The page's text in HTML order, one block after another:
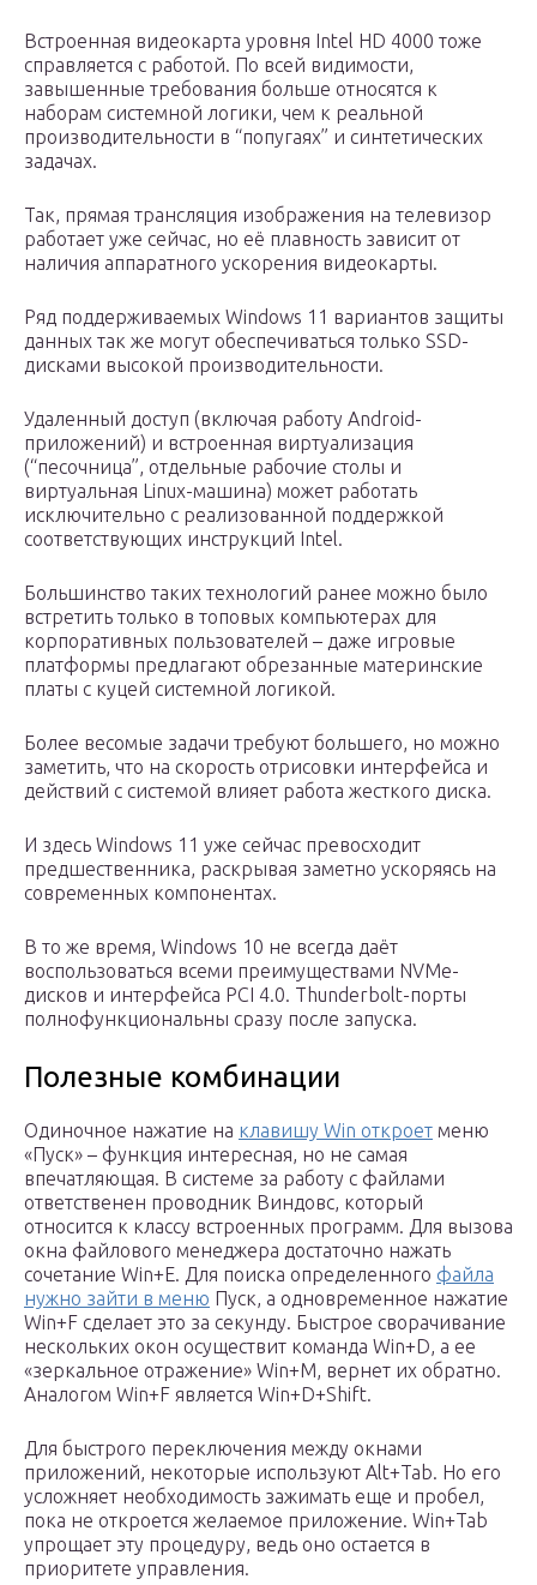
Встроенная видеокарта уровня Intel HD 4000 тоже
справляется с работой. По всей видимости,
завышенные требования больше относятся к
наборам системной логики, чем к реальной
производительности в “попугаях” и синтетических
задачах.
Так, прямая трансляция изображения на телевизор
работает уже сейчас, но её плавность зависит от
наличия аппаратного ускорения видеокарты.
Ряд поддерживаемых Windows 11 вариантов защиты
данных так же могут обеспечиваться только SSD-
дисками высокой производительности.
Удаленный доступ (включая работу Android-
приложений) и встроенная виртуализация
(“песочница”, отдельные рабочие столы и
виртуальная Linux-машина) может работать
исключительно с реализованной поддержкой
соответствующих инструкций Intel.
Большинство таких технологий ранее можно было
встретить только в топовых компьютерах для
корпоративных пользователей – даже игровые
платформы предлагают обрезанные материнские
платы с куцей системной логикой.
Более весомые задачи требуют большего, но можно
заметить, что на скорость отрисовки интерфейса и
действий с системой влияет работа жесткого диска.
И здесь Windows 11 уже сейчас превосходит
предшественника, раскрывая заметно ускоряясь на
современных компонентах.
В то же время, Windows 10 не всегда даёт
воспользоваться всеми преимуществами NVMe-
дисков и интерфейса PCI 4.0. Thunderbolt-порты
полнофункциональны сразу после запуска.
Полезные комбинации
Одиночное нажатие на клавишу Win откроет меню
«Пуск» – функция интересная, но не самая
впечатляющая. В системе за работу с файлами
ответственен проводник Виндовс, который
относится к классу встроенных программ. Для вызова
окна файлового менеджера достаточно нажать
сочетание Win+E. Для поиска определенного файла
нужно зайти в меню Пуск, а одновременное нажатие
Win+F сделает это за секунду. Быстрое сворачивание
нескольких окон осуществит команда Win+D, а ее
«зеркальное отражение» Win+M, вернет их обратно.
Аналогом Win+F является Win+D+Shift.
Для быстрого переключения между окнами
приложений, некоторые используют Alt+Tab. Но его
усложняет необходимость зажимать еще и пробел,
пока не откроется желаемое приложение. Win+Tab
упрощает эту процедуру, ведь оно остается в
приоритете управления.